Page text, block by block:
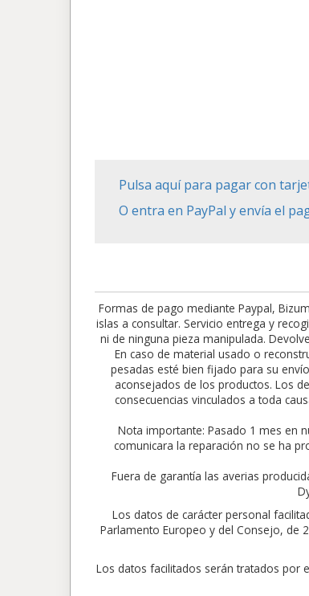
Pulsa aquí para pagar con
O entra en PayPal y envía el
Formas de pago mediante Paypal,
islas a consultar. Servicio entrega y
ni de ninguna pieza manipulada.
En caso de material usado o
pesadas esté bien fijado para su
aconsejados de los productos. Los
consecuencias vinculados a toda causa
Nota importante: Pasado 1 mes en
comunicara la reparación no se ha
Fuera de garantía las averias
Los datos de carácter personal
Parlamento Europeo y del Consejo, de
Los datos facilitados serán tratados por